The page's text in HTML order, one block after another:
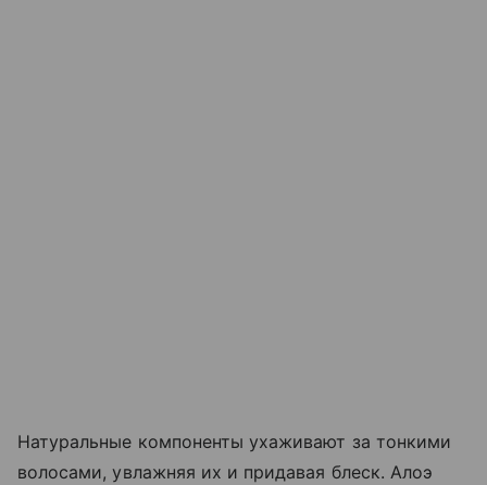
Натуральные компоненты ухаживают за тонкими
волосами, увлажняя их и придавая блеск. Алоэ